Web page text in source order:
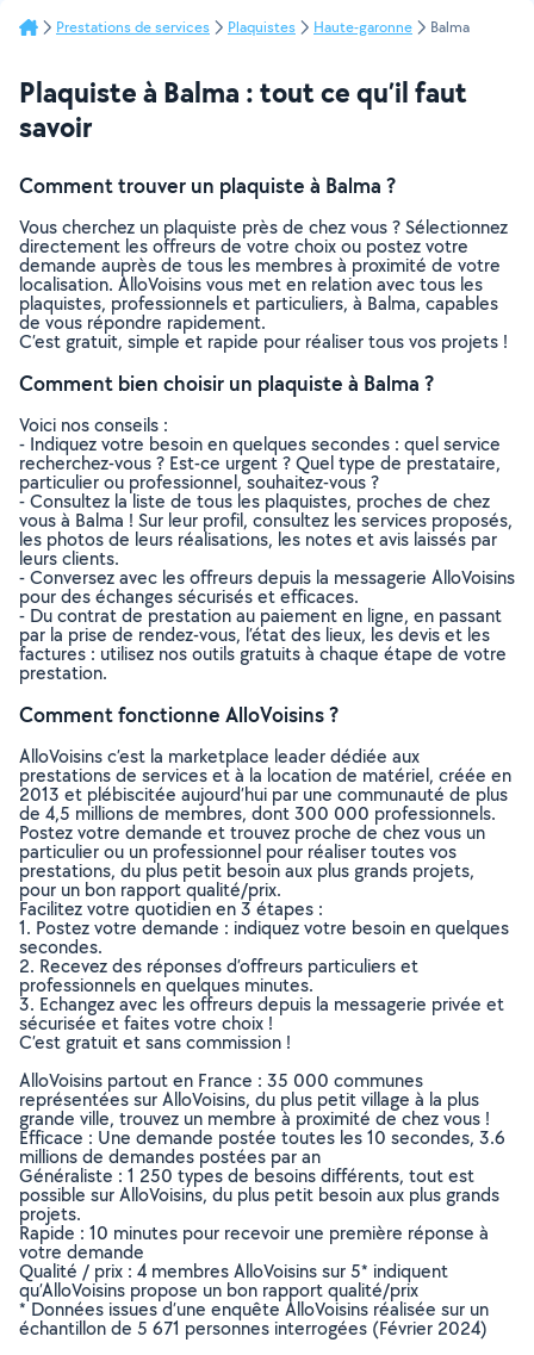
Prestations de services Plaquistes Haute-garonne Balma
Plaquiste à Balma : tout ce qu’il faut
savoir
Comment trouver un plaquiste à Balma ?
Vous cherchez un plaquiste près de chez vous ? Sélectionnez
directement les offreurs de votre choix ou postez votre
demande auprès de tous les membres à proximité de votre
localisation. AlloVoisins vous met en relation avec tous les
plaquistes, professionnels et particuliers, à Balma, capables
de vous répondre rapidement.
C’est gratuit, simple et rapide pour réaliser tous vos projets !
Comment bien choisir un plaquiste à Balma ?
Voici nos conseils :
- Indiquez votre besoin en quelques secondes : quel service
recherchez-vous ? Est-ce urgent ? Quel type de prestataire,
particulier ou professionnel, souhaitez-vous ?
- Consultez la liste de tous les plaquistes, proches de chez
vous à Balma ! Sur leur profil, consultez les services proposés,
les photos de leurs réalisations, les notes et avis laissés par
leurs clients.
- Conversez avec les offreurs depuis la messagerie AlloVoisins
pour des échanges sécurisés et efficaces.
- Du contrat de prestation au paiement en ligne, en passant
par la prise de rendez-vous, l’état des lieux, les devis et les
factures : utilisez nos outils gratuits à chaque étape de votre
prestation.
Comment fonctionne AlloVoisins ?
AlloVoisins c’est la marketplace leader dédiée aux
prestations de services et à la location de matériel, créée en
2013 et plébiscitée aujourd’hui par une communauté de plus
de 4,5 millions de membres, dont 300 000 professionnels.
Postez votre demande et trouvez proche de chez vous un
particulier ou un professionnel pour réaliser toutes vos
prestations, du plus petit besoin aux plus grands projets,
pour un bon rapport qualité/prix.
Facilitez votre quotidien en 3 étapes :
1. Postez votre demande : indiquez votre besoin en quelques
secondes.
2. Recevez des réponses d’offreurs particuliers et
professionnels en quelques minutes.
3. Echangez avec les offreurs depuis la messagerie privée et
sécurisée et faites votre choix !
C’est gratuit et sans commission !
AlloVoisins partout en France : 35 000 communes
représentées sur AlloVoisins, du plus petit village à la plus
grande ville, trouvez un membre à proximité de chez vous !
Efficace : Une demande postée toutes les 10 secondes, 3.6
millions de demandes postées par an
Généraliste : 1 250 types de besoins différents, tout est
possible sur AlloVoisins, du plus petit besoin aux plus grands
projets.
Rapide : 10 minutes pour recevoir une première réponse à
votre demande
Qualité / prix : 4 membres AlloVoisins sur 5* indiquent
qu’AlloVoisins propose un bon rapport qualité/prix
* Données issues d’une enquête AlloVoisins réalisée sur un
échantillon de 5 671 personnes interrogées (Février 2024)